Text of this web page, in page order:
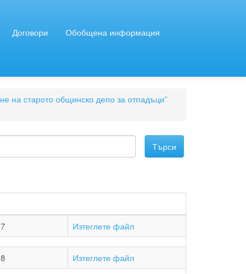
Договори Обобщена информация
на старото общинско депо за отпадъци”
Изтеглете файл
Изтеглете файл